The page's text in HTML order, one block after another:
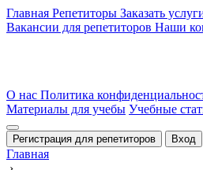
Главная Репетиторы Заказать
Вакансии для репетиторов Наши
О нас Политика
Материалы для учебы Учебные
Регистрация для репетиторов Вход
Главная